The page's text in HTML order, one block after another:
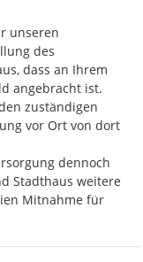
unseren
des
dass an Ihrem
angebracht ist.
zuständigen
vor Ort von dort
dennoch
Stadthaus weitere
Mitnahme für